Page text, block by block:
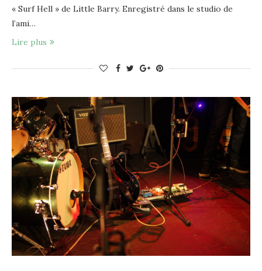
« Surf Hell » de Little Barry. Enregistré dans le studio de
l’ami…
Lire plus